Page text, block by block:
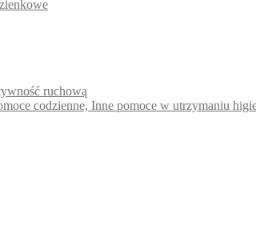
ruchową
codzienne, Inne pomoce w utrzymaniu